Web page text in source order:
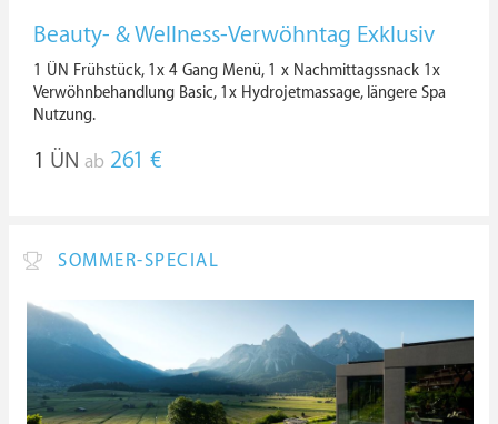
Beauty- & Wellness-Verwöhntag Exklusiv
1 ÜN Frühstück, 1x 4 Gang Menü, 1 x Nachmittagssnack 1x
Verwöhnbehandlung Basic, 1x Hydrojetmassage, längere Spa
Nutzung.
1 ÜN ab 261 €
SOMMER-SPECIAL